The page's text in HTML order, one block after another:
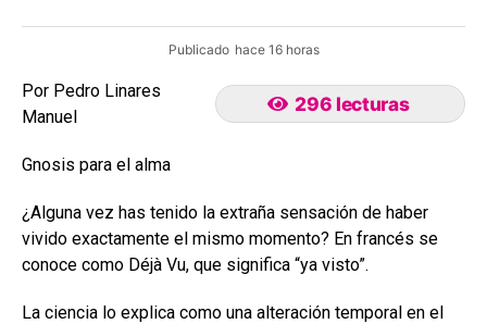
Publicado hace 16 horas
296 lecturas
Por Pedro Linares
Manuel
Gnosis para el alma
¿Alguna vez has tenido la extraña sensación de haber
vivido exactamente el mismo momento? En francés se
conoce como Déjà Vu, que significa “ya visto”.
La ciencia lo explica como una alteración temporal en el